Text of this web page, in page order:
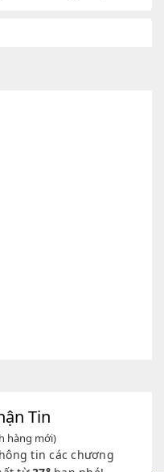
Tin
hàng mới)
tin các chương